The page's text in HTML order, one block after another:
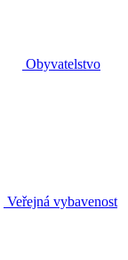
Obyvatelstvo
Veřejná vybavenost